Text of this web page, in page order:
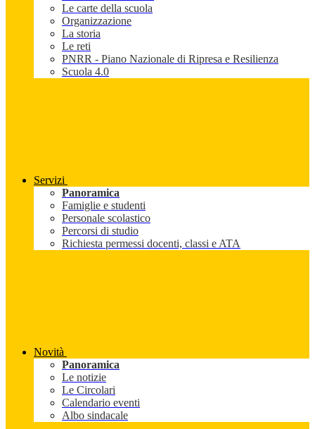
Le carte della scuola
Organizzazione
La storia
Le reti
PNRR - Piano Nazionale di Ripresa e Resilienza
Scuola 4.0
Servizi
Panoramica
Famiglie e studenti
Personale scolastico
Percorsi di studio
Richiesta permessi docenti, classi e ATA
Novità
Panoramica
Le notizie
Le Circolari
Calendario eventi
Albo sindacale